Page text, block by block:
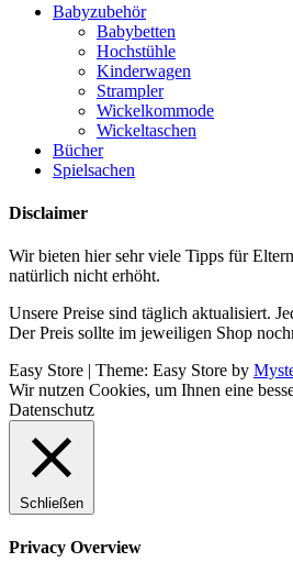
Babyzubehör
Babybetten
Hochstühle
Kinderwagen
Strampler
Wickelkommode
Wickeltaschen
Bücher
Spielsachen
Disclaimer
Wir bieten hier sehr viele Tipps für
natürlich nicht erhöht.
Unsere Preise sind täglich aktualisiert.
Der Preis sollte im jeweiligen Shop
Easy Store | Theme: Easy Store by
Wir nutzen Cookies, um Ihnen eine
Datenschutz
Schließen
Privacy Overview